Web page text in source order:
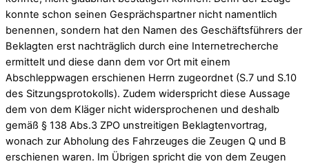
konnte schon seinen Gesprächspartner nicht namentlich
benennen, sondern hat den Namen des Geschäftsführers der
Beklagten erst nachträglich durch eine Internetrecherche
ermittelt und diese dann dem vor Ort mit einem
Abschleppwagen erschienen Herrn zugeordnet (S.7 und S.10
des Sitzungsprotokolls). Zudem widerspricht diese Aussage
dem von dem Kläger nicht widersprochenen und deshalb
gemäß § 138 Abs.3 ZPO unstreitigen Beklagtenvortrag,
wonach zur Abholung des Fahrzeuges die Zeugen Q und B
erschienen waren. Im Übrigen spricht die von dem Zeugen